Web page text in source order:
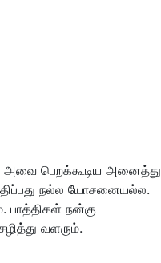
அவை பெறக்கூடிய அனைத்து
நல்ல யோசனையல்ல.
பாத்திகள் நன்கு
வளரும்.